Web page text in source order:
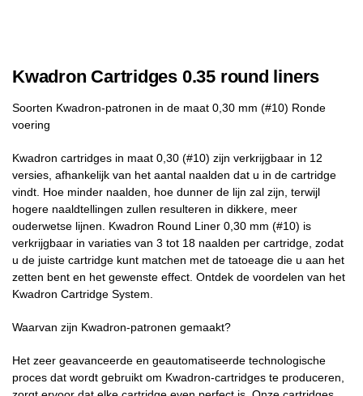
Kwadron Cartridges 0.35 round liners
Soorten Kwadron-patronen in de maat 0,30 mm (#10) Ronde
voering
Kwadron cartridges in maat 0,30 (#10) zijn verkrijgbaar in 12
versies, afhankelijk van het aantal naalden dat u in de cartridge
vindt. Hoe minder naalden, hoe dunner de lijn zal zijn, terwijl
hogere naaldtellingen zullen resulteren in dikkere, meer
ouderwetse lijnen. Kwadron Round Liner 0,30 mm (#10) is
verkrijgbaar in variaties van 3 tot 18 naalden per cartridge, zodat
u de juiste cartridge kunt matchen met de tatoeage die u aan het
zetten bent en het gewenste effect. Ontdek de voordelen van het
Kwadron Cartridge System.
Waarvan zijn Kwadron-patronen gemaakt?
Het zeer geavanceerde en geautomatiseerde technologische
proces dat wordt gebruikt om Kwadron-cartridges te produceren,